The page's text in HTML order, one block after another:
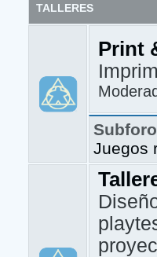
TALLERES
Print
Juegos